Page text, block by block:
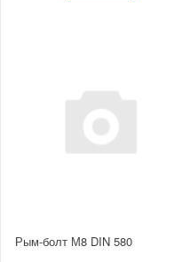
Рым-болт М8 DIN 580